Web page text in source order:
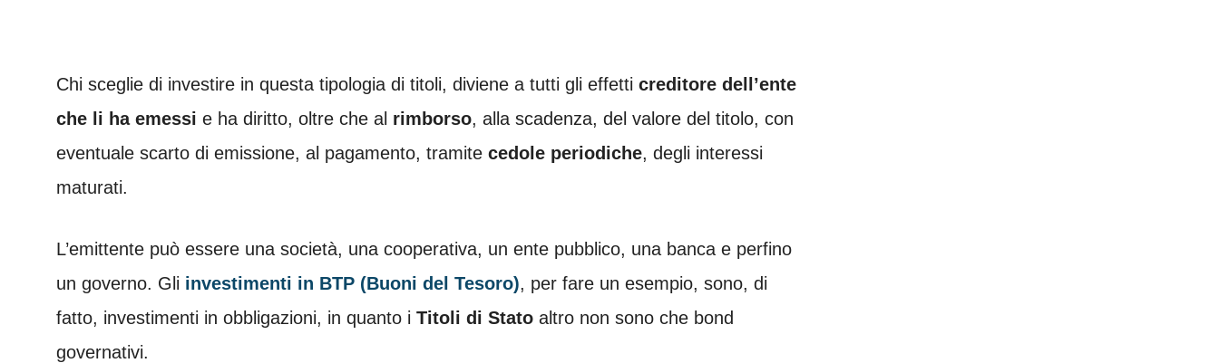
Chi sceglie di investire in questa tipologia di titoli, diviene a tutti gli effetti creditore dell’ente
che li ha emessi e ha diritto, oltre che al rimborso, alla scadenza, del valore del titolo, con
eventuale scarto di emissione, al pagamento, tramite cedole periodiche, degli interessi
maturati.
L’emittente può essere una società, una cooperativa, un ente pubblico, una banca e perfino
un governo. Gli investimenti in BTP (Buoni del Tesoro), per fare un esempio, sono, di
fatto, investimenti in obbligazioni, in quanto i Titoli di Stato altro non sono che bond
governativi.